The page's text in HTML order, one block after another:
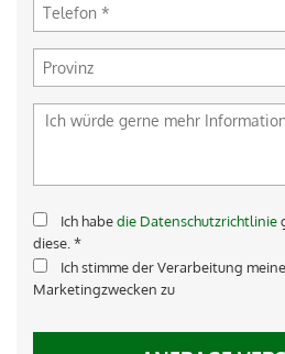
Ich habedie Datenschutzrichtlinie
diese. *
Ich stimme der Verarbeitung
Marketingzwecken zu